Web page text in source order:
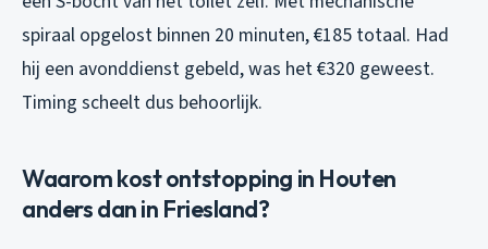
spiraal opgelost binnen 20 minuten, €185 totaal. Had
hij een avonddienst gebeld, was het €320 geweest.
Timing scheelt dus behoorlijk.
Waarom kost ontstopping in Houten
anders dan in Friesland?